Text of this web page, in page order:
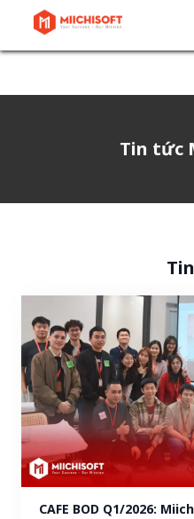
Tin tức
CAFE BOD Q1/2026: